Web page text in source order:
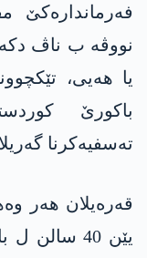
فەرماندارەکێ
نووڤە ب ناڤ
باکورێ
تەسفیەکرنا
قەرەیلان ھەر
یێن 40